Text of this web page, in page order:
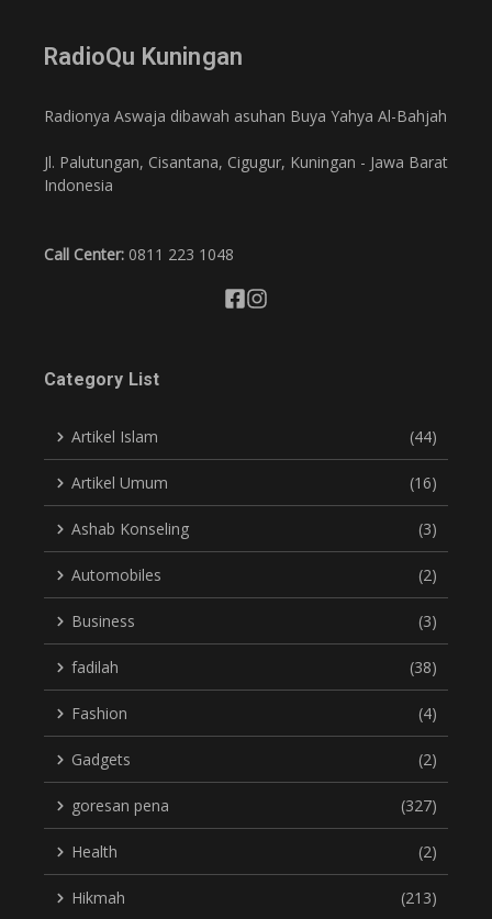
RadioQu Kuningan
Radionya Aswaja dibawah asuhan Buya Yahya Al-Bahjah
Jl. Palutungan, Cisantana, Cigugur, Kuningan - Jawa Barat
Indonesia
Call Center: 0811 223 1048
Category List
Artikel Islam (44)
Artikel Umum (16)
Ashab Konseling (3)
Automobiles (2)
Business (3)
fadilah (38)
Fashion (4)
Gadgets (2)
goresan pena (327)
Health (2)
Hikmah (213)